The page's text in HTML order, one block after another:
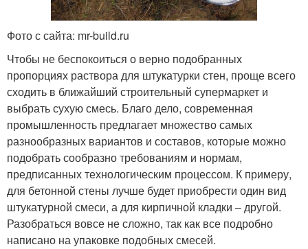
Фото с сайта: mr-build.ru
Чтобы не беспокоиться о верно подобранных
пропорциях раствора для штукатурки стен, проще всего
сходить в ближайший строительный супермаркет и
выбрать сухую смесь. Благо дело, современная
промышленность предлагает множество самых
разнообразных вариантов и составов, которые можно
подобрать сообразно требованиям и нормам,
предписанных технологическим процессом. К примеру,
для бетонной стены лучше будет приобрести один вид
штукатурной смеси, а для кирпичной кладки – другой.
Разобраться вовсе не сложно, так как все подробно
написано на упаковке подобных смесей.